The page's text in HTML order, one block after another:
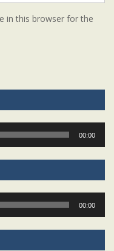
in this browser for the
00:00
00:00